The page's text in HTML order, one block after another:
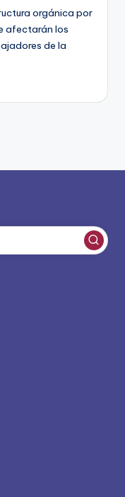
orgánica por
afectarán los
de la